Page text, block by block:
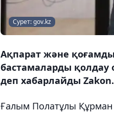
Сурет: gov.kz
Ақпарат және
бастамаларды қолдау
деп хабарлайды
Ғалым Полатұлы Құрман